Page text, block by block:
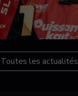
Toutes les actualités